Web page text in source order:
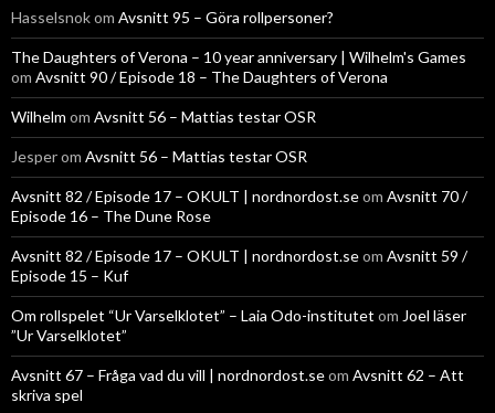
Hasselsnokom Avsnitt 95 – Göra rollpersoner?
The Daughters of Verona – 10 year anniversary | Wilhelm's Games
om Avsnitt 90 / Episode 18 – The Daughters of Verona
Wilhelm om Avsnitt 56 – Mattias testar OSR
Jesperom Avsnitt 56 – Mattias testar OSR
Avsnitt 82 / Episode 17 – OKULT | nordnordost.seom Avsnitt 70 /
Episode 16 – The Dune Rose
Avsnitt 82 / Episode 17 – OKULT | nordnordost.seom Avsnitt 59 /
Episode 15 – Kuf
Om rollspelet “Ur Varselklotet” – Laia Odo-institutet om Joel läser
”Ur Varselklotet”
Avsnitt 67 – Fråga vad du vill | nordnordost.seom Avsnitt 62 – Att
skriva spel